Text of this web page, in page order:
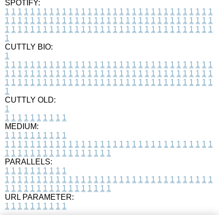
SPOTIFY:
1 1 1 1 1 1 1 1 1 1 1 1 1 1 1 1 1 1 1 1 1 1 1 1 1 1 1 1 1 1 1 1 1
1 1 1 1 1 1 1 1 1 1 1 1 1 1 1 1 1 1 1 1 1 1 1 1 1 1 1 1 1 1 1 1 1
1 1 1 1 1 1 1 1 1 1 1 1 1 1 1 1 1 1 1 1 1 1 1 1 1 1 1 1 1 1 1 1 1
1
CUTTLY BIO:
1
1 1 1 1 1 1 1 1 1 1 1 1 1 1 1 1 1 1 1 1 1 1 1 1 1 1 1 1 1 1 1 1 1
1 1 1 1 1 1 1 1 1 1 1 1 1 1 1 1 1 1 1 1 1 1 1 1 1 1 1 1 1 1 1 1 1
1 1 1 1 1 1 1 1 1 1 1 1 1 1 1 1 1 1 1 1 1 1 1 1 1 1 1 1 1 1 1 1 1
1
CUTTLY OLD:
1
1 1 1 1 1 1 1 1 1 1
MEDIUM:
1 1 1 1 1 1 1 1 1 1
1 1 1 1 1 1 1 1 1 1 1 1 1 1 1 1 1 1 1 1 1 1 1 1 1 1 1 1 1 1 1 1 1
1 1 1 1 1 1 1 1 1 1 1 1 1 1 1 1 1
PARALLELS:
1 1 1 1 1 1 1 1 1 1
1 1 1 1 1 1 1 1 1 1 1 1 1 1 1 1 1 1 1 1 1 1 1 1 1 1 1 1 1 1 1 1 1
1 1 1 1 1 1 1 1 1 1 1 1 1 1 1 1 1
URL PARAMETER:
1 1 1 1 1 1 1 1 1 1